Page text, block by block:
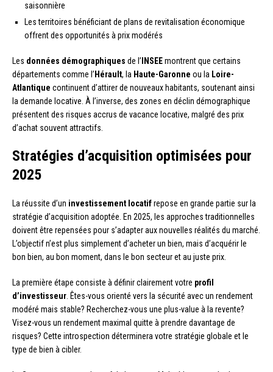
saisonnière
Les territoires bénéficiant de plans de revitalisation économique
offrent des opportunités à prix modérés
Les données démographiques de l’ INSEEmontrent que certains
départements comme l’ Hérault, la Haute-Garonne ou la Loire-
Atlantique continuent d’attirer de nouveaux habitants, soutenant ainsi
la demande locative. À l’inverse, des zones en déclin démographique
présentent des risques accrus de vacance locative, malgré des prix
d’achat souvent attractifs.
Stratégies d’acquisition optimisées pour
2025
La réussite d’un investissement locatifrepose en grande partie sur la
stratégie d’acquisition adoptée. En 2025, les approches traditionnelles
doivent être repensées pour s’adapter aux nouvelles réalités du marché.
L’objectif n’est plus simplement d’acheter un bien, mais d’acquérir le
bon bien, au bon moment, dans le bon secteur et au juste prix.
La première étape consiste à définir clairement votre profil
d’investisseur . Êtes-vous orienté vers la sécurité avec un rendement
modéré mais stable? Recherchez-vous une plus-value à la revente?
Visez-vous un rendement maximal quitte à prendre davantage de
risques? Cette introspection déterminera votre stratégie globale et le
type de bien à cibler.